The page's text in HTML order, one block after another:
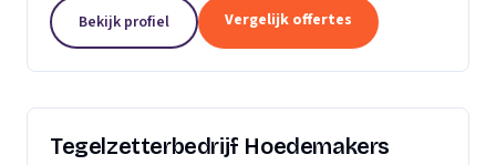
is dan slechts een plek; het is een weerspiegeling
van uw...
Bekijk profiel Vergelijk offertes
Tegelzetterbedrijf Hoedemakers